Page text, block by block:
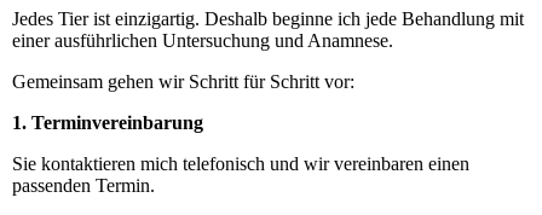
Jedes Tier ist einzigartig. Deshalb beginne ich jede Behandlung mit
einer ausführlichen Untersuchung und Anamnese.
Gemeinsam gehen wir Schritt für Schritt vor:
1. Terminvereinbarung
Sie kontaktieren mich telefonisch und wir vereinbaren einen
passenden Termin.